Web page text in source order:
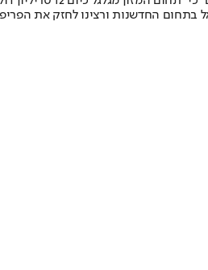
החדשנות ורצינו לחזק את